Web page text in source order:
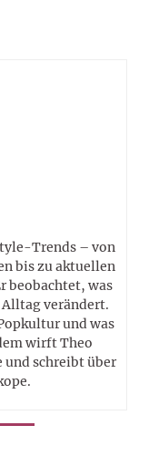
Trends – von
bis zu aktuellen
beobachtet, was
verändert.
und was
wirft Theo
und schreibt über